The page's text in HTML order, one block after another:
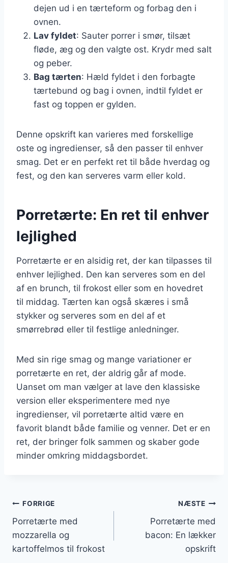
dejen ud i en tærteform og forbag den i
ovnen.
Lav fyldet: Sauter porrer i smør, tilsæt
fløde, æg og den valgte ost. Krydr med salt
og peber.
Bag tærten: Hæld fyldet i den forbagte
tærtebund og bag i ovnen, indtil fyldet er
fast og toppen er gylden.
Denne opskrift kan varieres med forskellige
oste og ingredienser, så den passer til enhver
smag. Det er en perfekt ret til både hverdag og
fest, og den kan serveres varm eller kold.
Porretærte: En ret til enhver
lejlighed
Porretærte er en alsidig ret, der kan tilpasses til
enhver lejlighed. Den kan serveres som en del
af en brunch, til frokost eller som en hovedret
til middag. Tærten kan også skæres i små
stykker og serveres som en del af et
smørrebrød eller til festlige anledninger.
Med sin rige smag og mange variationer er
porretærte en ret, der aldrig går af mode.
Uanset om man vælger at lave den klassiske
version eller eksperimentere med nye
ingredienser, vil porretærte altid være en
favorit blandt både familie og venner. Det er en
ret, der bringer folk sammen og skaber gode
minder omkring middagsbordet.
Indlægsnavigation
FORRIGE
Porretærte med
mozzarella og
kartoffelmos til frokost
NÆSTE
Porretærte med
bacon: En lækker
opskrift